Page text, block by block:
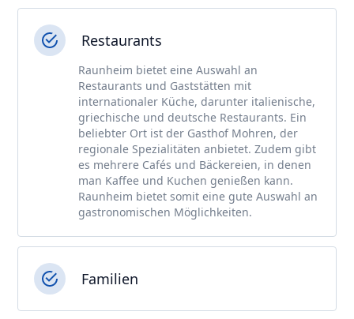
Restaurants
Raunheim bietet eine Auswahl an
Restaurants und Gaststätten mit
internationaler Küche, darunter italienische,
griechische und deutsche Restaurants. Ein
beliebter Ort ist der Gasthof Mohren, der
regionale Spezialitäten anbietet. Zudem gibt
es mehrere Cafés und Bäckereien, in denen
man Kaffee und Kuchen genießen kann.
Raunheim bietet somit eine gute Auswahl an
gastronomischen Möglichkeiten.
Familien